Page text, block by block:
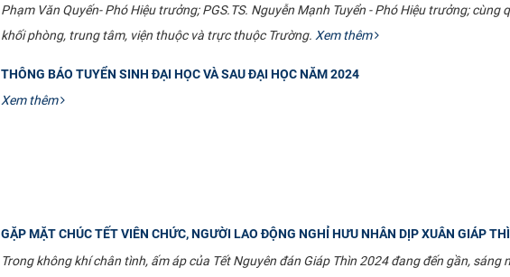
Phạm Văn Quyến- Phó Hiệu trưởng; PGS.TS. Nguyễn Mạnh Tuyển - Phó Hiệu trưởng;
khối phòng, trung tâm, viện thuộc và trực thuộc Trường. Xem thêm
THÔNG BÁO TUYỂN SINH ĐẠI HỌC VÀ SAU ĐẠI HỌC NĂM 2024
Xem thêm
GẶP MẶT CHÚC TẾT VIÊN CHỨC, NGƯỜI LAO ĐỘNG NGHỈ HƯU NHÂN DỊP XUÂN GIÁP
Trong không khí chân tình, ấm áp của Tết Nguyên đán Giáp Thìn 2024 đang đến gần,